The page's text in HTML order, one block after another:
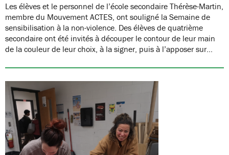
Les élèves et le personnel de l’école secondaire Thérèse-Martin,
membre du Mouvement ACTES, ont souligné la Semaine de
sensibilisation à la non-violence. Des élèves de quatrième
secondaire ont été invités à découper le contour de leur main
de la couleur de leur choix, à la signer, puis à l’apposer sur…